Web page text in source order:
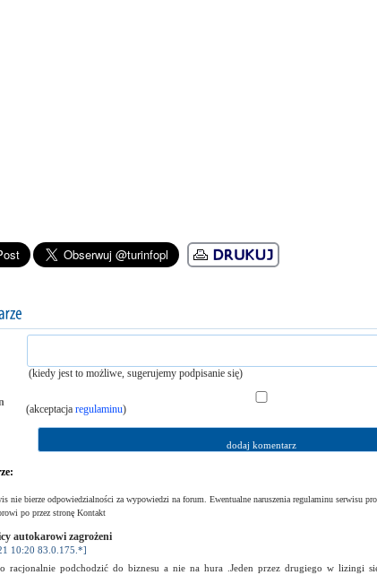
(kiedy jest to możliwe, sugerujemy podpisanie się)
(akceptacja regulaminu)
nie bierze odpowiedzialności za wypowiedzi na forum. Ewentualne naruszenia regulaminu serwisu
po przez stronę Kontakt
autokarowi zagrożeni
10:20 83.0.175.*]
racjonalnie podchodzić do biznesu a nie na hura .Jeden przez drugiego w lizingi